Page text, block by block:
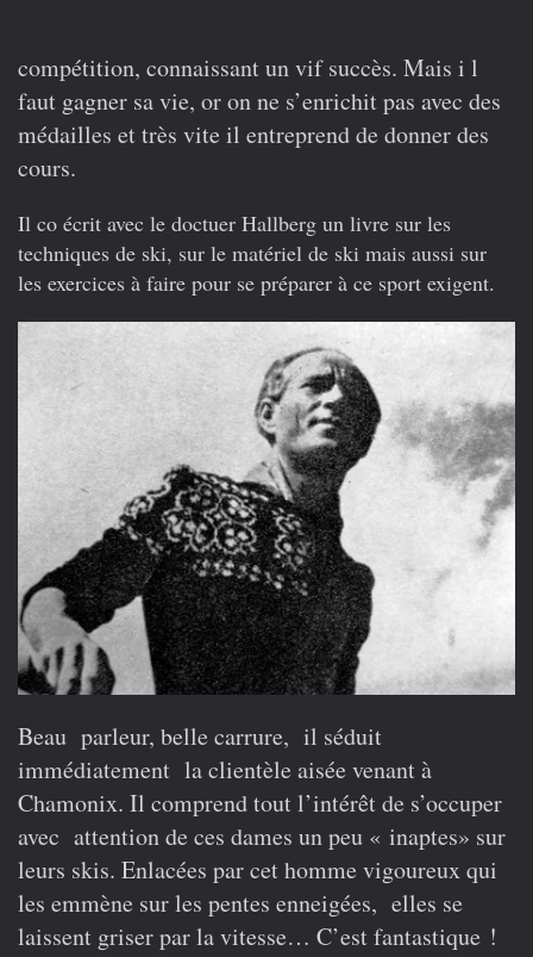
compétition, connaissant un vif succès. Mais i l
faut gagner sa vie, or on ne s’enrichit pas avec des
médailles et très vite il entreprend de donner des
cours.
Il co écrit avec le doctuer Hallberg un livre sur les
techniques de ski, sur le matériel de ski mais aussi sur
les exercices à faire pour se préparer à ce sport exigent.
Beau parleur, belle carrure, il séduit
immédiatement la clientèle aisée venant à
Chamonix. Il comprend tout l’intérêt de s’occuper
avec attention de ces dames un peu « inaptes» sur
leurs skis. Enlacées par cet homme vigoureux qui
les emmène sur les pentes enneigées, elles se
laissent griser par la vitesse… C’est fantastique !